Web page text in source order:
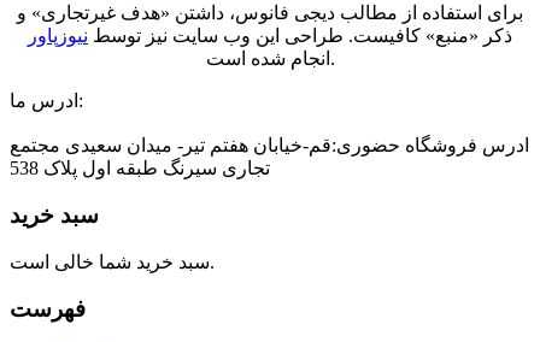
برای استفاده از مطالب دیجی فانوس، داشتن «هدف غیرتجاری» و
ذکر «منبع» کافیست. طراحی این وب سایت نیز توسط نیوزپاور
انجام شده است.
ادرس ما:
ادرس فروشگاه حضوری:قم-خیابان هفتم تیر- میدان سعیدی مجتمع
تجاری سیرنگ طبقه اول پلاک 538
سبد خرید
سبد خرید شما خالی است.
فهرست